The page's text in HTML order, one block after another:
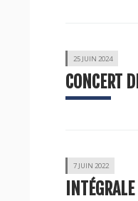
25 JUIN 2024
CONCERT
7 JUIN 2022